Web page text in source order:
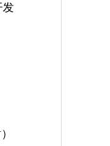
发